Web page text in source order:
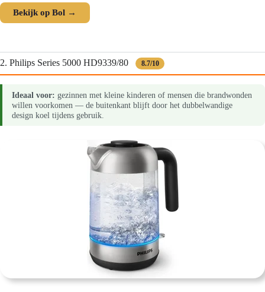
Bekijk op Bol →
2. Philips Series 5000 HD9339/80 8.7/10
Ideaal voor: gezinnen met kleine kinderen of mensen die brandwonden
willen voorkomen — de buitenkant blijft door het dubbelwandige
design koel tijdens gebruik.